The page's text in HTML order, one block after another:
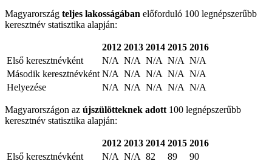
Magyarország teljes lakosságában előforduló 100 legnépszerűbb
keresztnév statisztika alapján:
2012 2013 2014 2015 2016
Első keresztnévként
N/A N/A N/A N/A N/A
Második keresztnévként N/A N/A N/A N/A N/A
Helyezése
N/A N/A N/A N/A N/A
Magyarországon az újszülötteknek adott100 legnépszerűbb
keresztnév statisztika alapján:
2012 2013 2014 2015 2016
Első keresztnévként
N/A N/A 82 89
90